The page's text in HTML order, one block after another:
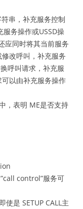
串，补充服务控制
服务操作或USSD操
应同时将其当前服务
改呼叫，补充服务
呼叫请求，补充服
以由补充服务操作
，表明 ME是否支持
control”服务可
是 SETUP CALL主